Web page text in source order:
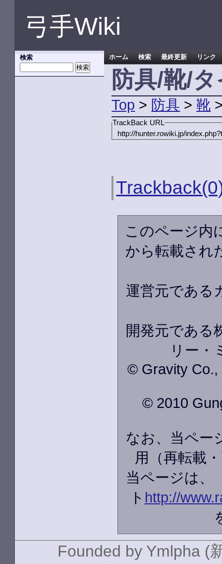
弓手Wiki
検索 ホーム 検索 最終更新 リンク
防具/靴/
Top > 防具 >靴
TrackBack URL
http://hunter.rowiki.jp/
このページ内
から転載され
運営元である
開発元である
リー・
© Gravity Co.,
© 2010
なお、当ペー
用（再転載
当ページは、
ト http://
Founded by Ymlpha (